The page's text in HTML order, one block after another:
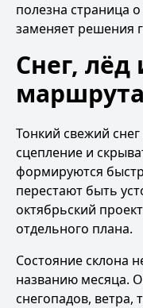
полезна страница
заменяет решения
Снег, лёд
маршрута
Тонкий свежий
сцепление и
формируются
перестают быть
октябрьский
отдельного плана.
Состояние склона
названию месяца.
снегопадов, ветра,